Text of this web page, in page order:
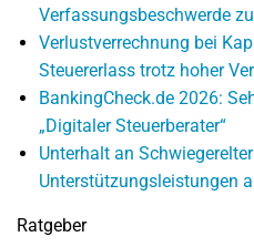
Verfassungsbeschwerde
Verlustverrechnung bei
Steuererlass trotz hoher
BankingCheck.de 2026:
„Digitaler Steuerberater“
Unterhalt an
Unterstützungsleistungen
Ratgeber